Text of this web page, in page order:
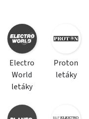
Electro
World
letáky
Proton
letáky